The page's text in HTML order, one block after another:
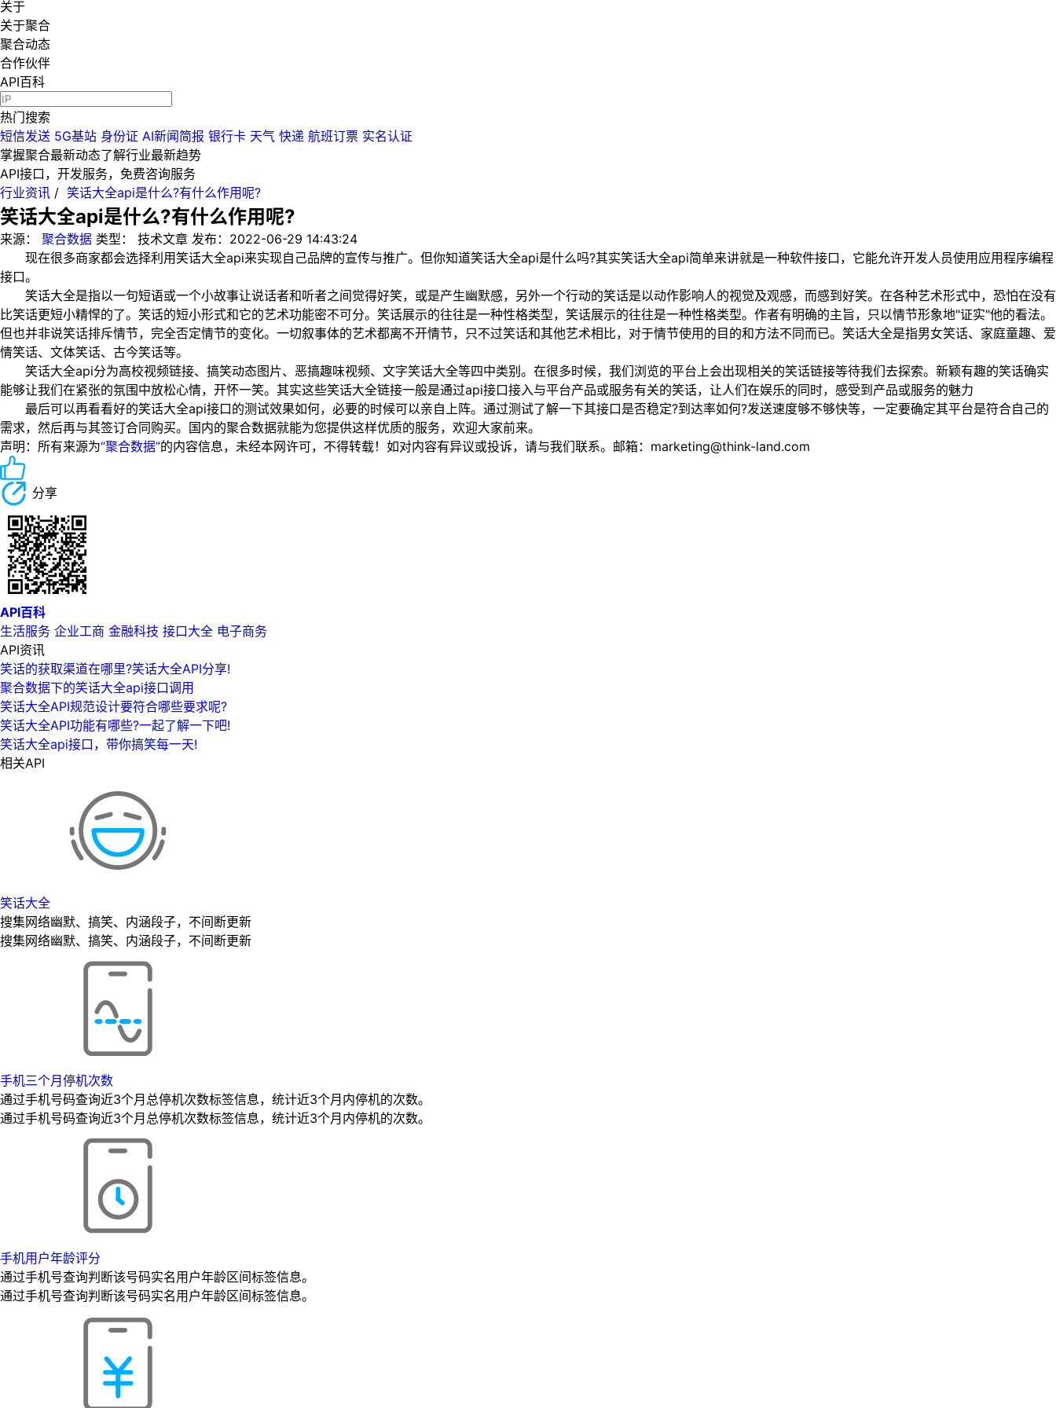
关于
关于聚合
聚合动态
合作伙伴
API百科
热门搜索
短信发送 5G基站 身份证 AI新闻简报 银行卡 天气 快递 航班订票 实名认证
掌握聚合最新动态了解行业最新趋势
API接口，开发服务，免费咨询服务
行业资讯 / 笑话大全api是什么?有什么作用呢?
笑话大全api是什么?有什么作用呢?
来源： 聚合数据 类型： 技术文章 发布： 2022-06-29 14:43:24
现在很多商家都会选择利用笑话大全api来实现自己品牌的宣传与推广。但你知道笑话大全api是什么吗?其实笑话大全api简单来讲就是一种软件接口，它能允许开发人员使用应用程序编程
接口。
笑话大全是指以一句短语或一个小故事让说话者和听者之间觉得好笑，或是产生幽默感，另外一个行动的笑话是以动作影响人的视觉及观感，而感到好笑。在各种艺术形式中，恐怕在没有
比笑话更短小精悍的了。笑话的短小形式和它的艺术功能密不可分。笑话展示的往往是一种性格类型，笑话展示的往往是一种性格类型。作者有明确的主旨，只以情节形象地"证实"他的看法。
但也并非说笑话排斥情节，完全否定情节的变化。一切叙事体的艺术都离不开情节，只不过笑话和其他艺术相比，对于情节使用的目的和方法不同而已。笑话大全是指男女笑话、家庭童趣、爱
情笑话、文体笑话、古今笑话等。
笑话大全api分为高校视频链接、搞笑动态图片、恶搞趣味视频、文字笑话大全等四中类别。在很多时候，我们浏览的平台上会出现相关的笑话链接等待我们去探索。新颖有趣的笑话确实
能够让我们在紧张的氛围中放松心情，开怀一笑。其实这些笑话大全链接一般是通过api接口接入与平台产品或服务有关的笑话，让人们在娱乐的同时，感受到产品或服务的魅力
最后可以再看看好的笑话大全api接口的测试效果如何，必要的时候可以亲自上阵。通过测试了解一下其接口是否稳定?到达率如何?发送速度够不够快等，一定要确定其平台是符合自己的
需求，然后再与其签订合同购买。国内的聚合数据就能为您提供这样优质的服务，欢迎大家前来。
声明：所有来源为“聚合数据”的内容信息，未经本网许可，不得转载！如对内容有异议或投诉，请与我们联系。邮箱：marketing@think-land.com
分享
API百科
生活服务 企业工商 金融科技 接口大全 电子商务
API资讯
笑话的获取渠道在哪里?笑话大全API分享!
聚合数据下的笑话大全api接口调用
笑话大全API规范设计要符合哪些要求呢?
笑话大全API功能有哪些?一起了解一下吧!
笑话大全api接口，带你搞笑每一天!
相关API
笑话大全
搜集网络幽默、搞笑、内涵段子，不间断更新
搜集网络幽默、搞笑、内涵段子，不间断更新
手机三个月停机次数
通过手机号码查询近3个月总停机次数标签信息，统计近3个月内停机的次数。
通过手机号码查询近3个月总停机次数标签信息，统计近3个月内停机的次数。
手机用户年龄评分
通过手机号查询判断该号码实名用户年龄区间标签信息。
通过手机号查询判断该号码实名用户年龄区间标签信息。